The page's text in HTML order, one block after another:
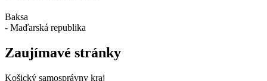
Baksa
- Maďarská republika
Zaujímavé stránky
Košický samosprávny kraj